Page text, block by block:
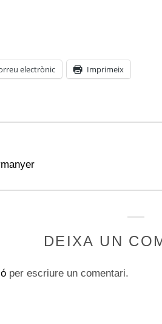
electrònic Imprimeix
DEIXA UN
per escriure un comentari.